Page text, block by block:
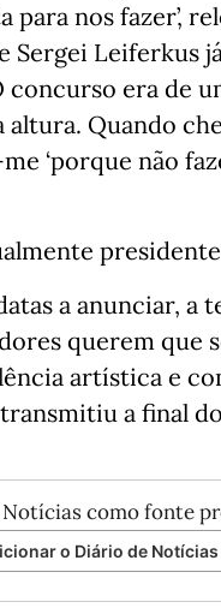
para nos fazer’,
Sergei Leiferkus
concurso era de
altura. Quando
‘porque não
a anunciar,
querem que
artística e
a final
como fonte
o Diário de